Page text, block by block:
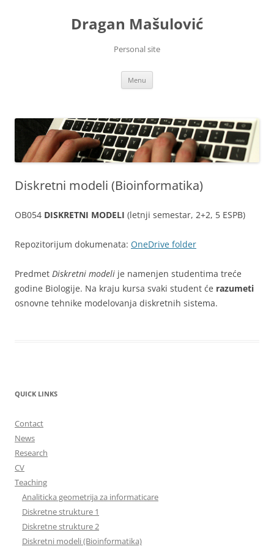
Dragan Mašulović
Personal site
Menu
Diskretni modeli (Bioinformatika)
OB054 DISKRETNI MODELI (letnji semestar, 2+2, 5 ESPB)
Repozitorijum dokumenata: OneDrive folder
Predmet Diskretni modeli je namenjen studentima treće
godine Biologije. Na kraju kursa svaki student će razumeti
osnovne tehnike modelovanja diskretnih sistema.
QUICK LINKS
Contact
News
Research
CV
Teaching
Analiticka geometrija za informaticare
Diskretne strukture 1
Diskretne strukture 2
Diskretni modeli (Bioinformatika)